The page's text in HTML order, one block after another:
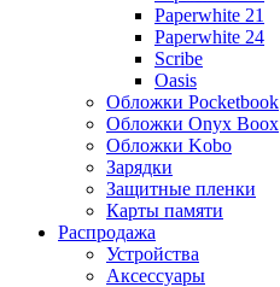
Paperwhite 21
Paperwhite 24
Scribe
Oasis
Обложки Pocketbook
Обложки Onyx Boox
Обложки Kobo
Зарядки
Защитные пленки
Карты памяти
Распродажа
Устройства
Аксессуары